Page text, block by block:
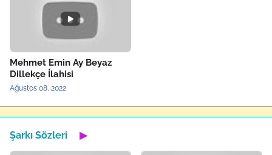
Mehmet Emin Ay Beyaz
Dillekçe İlahisi
Ağustos 08, 2022
Şarkı Sözleri ▶